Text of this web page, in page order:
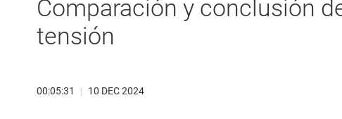
Comparación y conclusión
tensión
00:05:31 | 10 DEC 2024